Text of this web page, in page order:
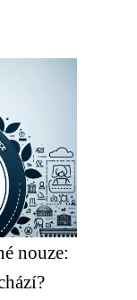
nouze: